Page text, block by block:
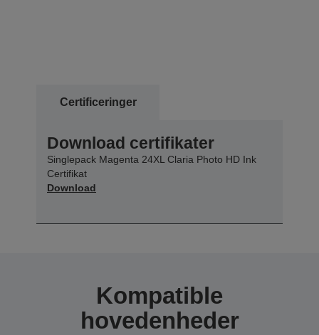
Certificeringer
Download certifikater
Singlepack Magenta 24XL Claria Photo HD Ink
Certifikat
Download
Kompatible
hovedenheder